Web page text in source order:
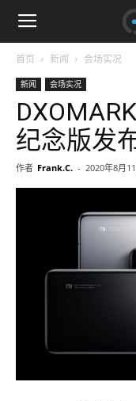
首页 新闻 会场实况
新闻 会场实况
纪念版发
作者 Frank.C. - 2020年8月